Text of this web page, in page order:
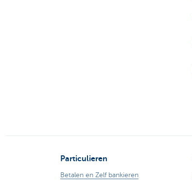
Particulieren
Betalen en Zelf bankieren